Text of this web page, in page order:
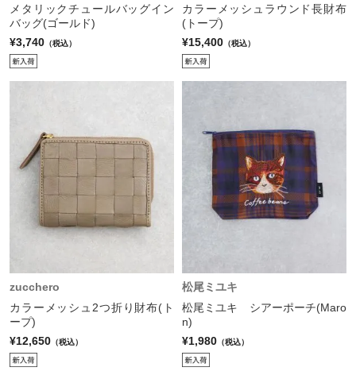
メタリックチュールバッグイン
バッグ(ゴールド)
¥3,740 （税込）
カラーメッシュラウンド長財布
(トープ)
¥15,400 （税込）
zucchero
カラーメッシュ2つ折り財布(ト
ープ)
¥12,650 （税込）
松尾ミユキ
松尾ミユキ シアーポーチ(Maro
n)
¥1,980 （税込）